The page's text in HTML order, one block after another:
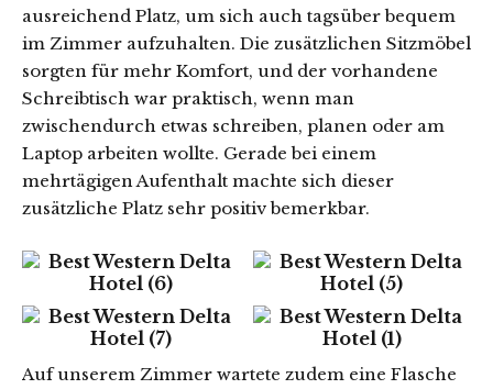
ausreichend Platz, um sich auch tagsüber bequem
im Zimmer aufzuhalten. Die zusätzlichen Sitzmöbel
sorgten für mehr Komfort, und der vorhandene
Schreibtisch war praktisch, wenn man
zwischendurch etwas schreiben, planen oder am
Laptop arbeiten wollte. Gerade bei einem
mehrtägigen Aufenthalt machte sich dieser
zusätzliche Platz sehr positiv bemerkbar.
Auf unserem Zimmer wartete zudem eine Flasche